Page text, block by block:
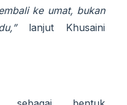
ke umat, bukan
lanjut Khusaini